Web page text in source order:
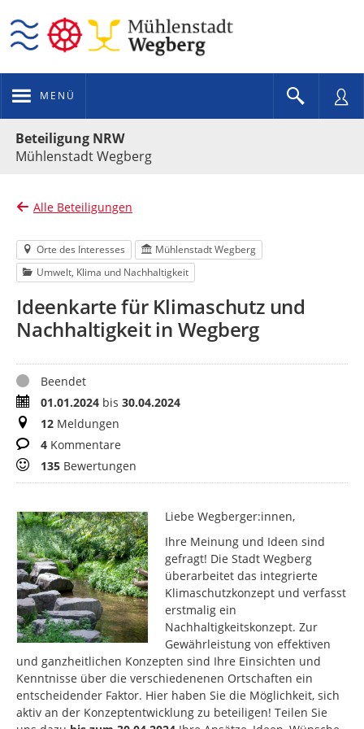
MENÜ
Beteiligung NRW
Mühlenstadt Wegberg
Alle Beteiligungen
Orte des Interesses
Mühlenstadt Wegberg
Umwelt, Klima und Nachhaltigkeit
Ideenkarte für Klimaschutz und
Nachhaltigkeit in Wegberg
StatusBeendet
Zeitraum01.01.2024 bis 30.04.2024
Meldungen
12 Meldungen
Kommentare
4 Kommentare
Bewertungen
135 Bewertungen
Liebe Wegberger:innen,
Ihre Meinung und Ideen sind
gefragt! Die Stadt Wegberg
überarbeitet das integrierte
Klimaschutzkonzept und verfasst
erstmalig ein
Nachhaltigkeitskonzept. Zur
Gewährleistung von effektiven
und ganzheitlichen Konzepten sind Ihre Einsichten und
Kenntnisse über die verschiedenenen Ortschaften ein
entscheidender Faktor. Hier haben Sie die Möglichkeit, sich
aktiv an der Konzeptentwicklung zu beteiligen! Teilen Sie